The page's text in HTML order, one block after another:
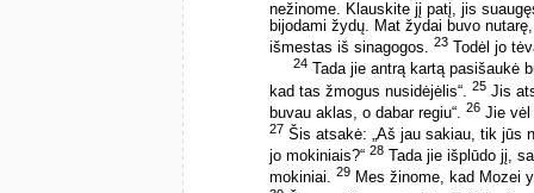
nežinome. Klauskite jį patį, jis
bijodami žydų. Mat žydai buvo
išmestas iš sinagogos. 23 Todėl jo
24 Tada jie antrą kartą pasišaukė
kad tas žmogus nusidėjėlis“. 25 Jis
buvau aklas, o dabar regiu“. 26 Jie vėl
27 Šis atsakė: „Aš jau sakiau, tik jūs
jo mokiniais?“ 28 Tada jie išplūdo jį,
mokiniai. 29 Mes žinome, kad Mozei